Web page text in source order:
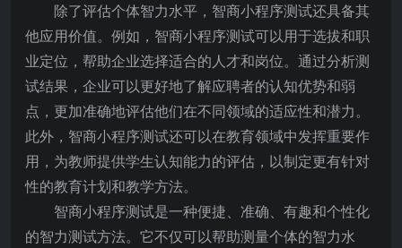
除了评估个体智力水平，智商小程序测试还具备其
他应用价值。例如，智商小程序测试可以用于选拔和职
业定位，帮助企业选择适合的人才和岗位。通过分析测
试结果，企业可以更好地了解应聘者的认知优势和弱
点，更加准确地评估他们在不同领域的适应性和潜力。
此外，智商小程序测试还可以在教育领域中发挥重要作
用，为教师提供学生认知能力的评估，以制定更有针对
性的教育计划和教学方法。
智商小程序测试是一种便捷、准确、有趣和个性化
的智力测试方法。它不仅可以帮助测量个体的智力水